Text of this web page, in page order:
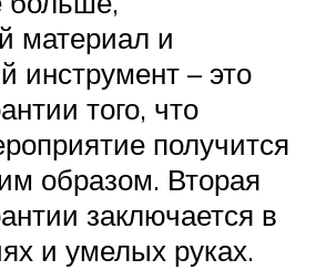
материал и
инструмент – это
того, что
получится
образом. Вторая
заключается в
и умелых руках.